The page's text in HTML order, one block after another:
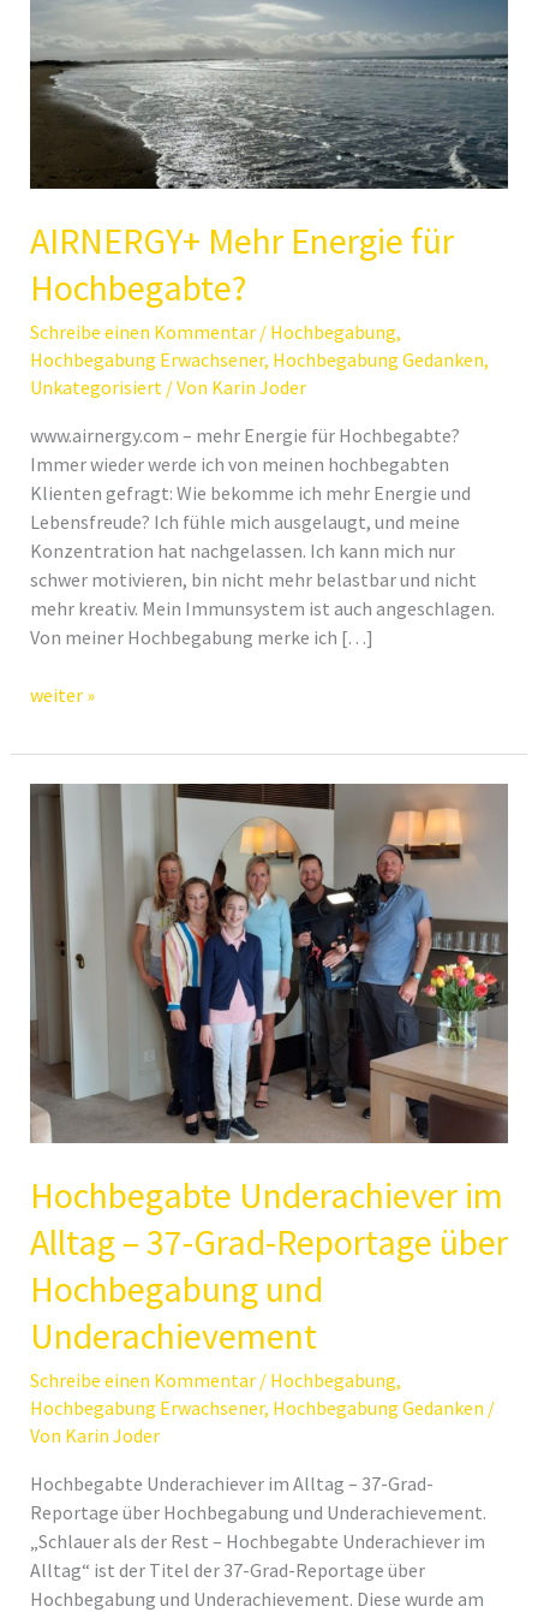
AIRNERGY+ Mehr Energie für
Hochbegabte?
Schreibe einen Kommentar / Hochbegabung,
Hochbegabung Erwachsener, Hochbegabung Gedanken,
Unkategorisiert/ Von Karin Joder
www.airnergy.com – mehr Energie für Hochbegabte?
Immer wieder werde ich von meinen hochbegabten
Klienten gefragt: Wie bekomme ich mehr Energie und
Lebensfreude? Ich fühle mich ausgelaugt, und meine
Konzentration hat nachgelassen. Ich kann mich nur
schwer motivieren, bin nicht mehr belastbar und nicht
mehr kreativ. Mein Immunsystem ist auch angeschlagen.
Von meiner Hochbegabung merke ich […]
AIRNERGY+
Energie
für
Hochbegabte?
weiter »
Hochbegabte Underachiever im
Alltag – 37-Grad-Reportage über
Hochbegabung und
Underachievement
Schreibe einen Kommentar / Hochbegabung,
Hochbegabung Erwachsener, Hochbegabung Gedanken /
Von Karin Joder
Hochbegabte Underachiever im Alltag – 37-Grad-
Reportage über Hochbegabung und Underachievement.
„Schlauer als der Rest – Hochbegabte Underachiever im
Alltag“ ist der Titel der 37-Grad-Reportage über
Hochbegabung und Underachievement. Diese wurde am